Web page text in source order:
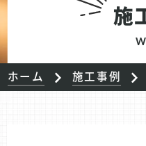
施
ホーム 施工事例